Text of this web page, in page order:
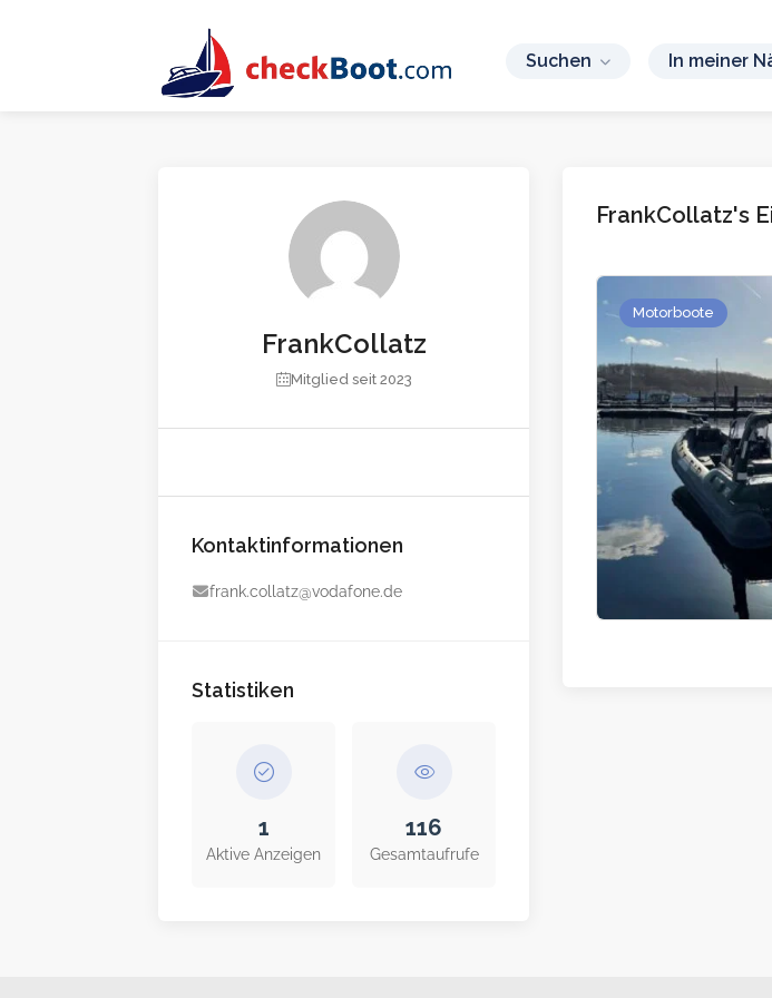
Suchen In meiner
FrankCollatz
Mitglied seit 2023
Kontaktinformationen
frank.collatz@vodafone.de
Statistiken
1
Aktive Anzeigen
116
Gesamtaufrufe
FrankCollatz's
Motorboote